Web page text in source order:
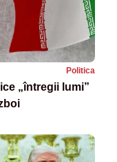
Politica
„întregii lumi”